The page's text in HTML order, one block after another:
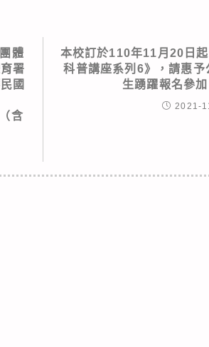
體
署
國
含
本校訂於110年11月20日
科普講座系列6》，請惠
生踴躍報名參加
2021-